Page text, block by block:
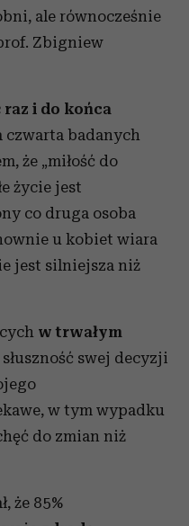
ale równocześnie
Zbigniew
raz i do końca
czwarta badanych
że „miłość do
życie jest
co druga osoba
u kobiet wiara
jest silniejsza niż
w trwałym
swej decyzji
w tym wypadku
do zmian niż
że 85%